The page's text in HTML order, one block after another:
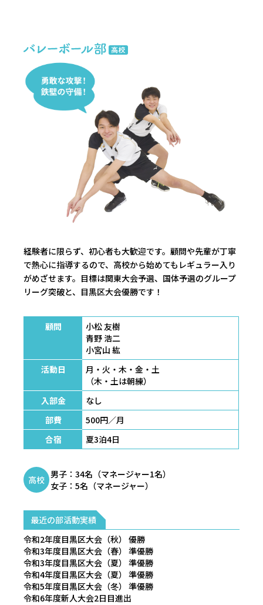
経験者に限らず、初心者も大歓迎です。顧問や先輩が丁寧
で熱心に指導するので、高校から始めてもレギュラー入り
がめざせます。目標は関東大会予選、国体予選のグループ
リーグ突破と、目黒区大会優勝です！
顧問
小松 友樹
青野 浩二
小宮山 紘
活動日
月・火・木・金・土
（木・土は朝練）
入部金
なし
部費
500円／月
合宿
夏3泊4日
高校 男子：34名（マネージャー1名）
女子：5名（マネージャー）
最近の部活動実績
令和2年度目黒区大会（秋） 優勝
令和3年度目黒区大会（春） 準優勝
令和3年度目黒区大会（夏） 準優勝
令和4年度目黒区大会（夏） 準優勝
令和5年度目黒区大会（冬） 準優勝
令和6年度新人大会2日目進出